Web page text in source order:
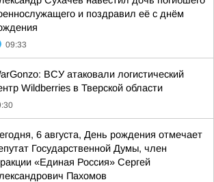
и поздравил её с днём
09:33
ВСУ атаковали логистический
Wildberries в Тверской области
6 августа, День рождения отмечает
Государственной Думы, член
«Единая Россия» Сергей
Пахомов